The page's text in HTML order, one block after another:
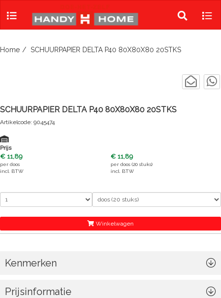
Toggle
search
Home SCHUURPAPIER DELTA P40 80X80X80 20STKS
SCHUURPAPIER DELTA P40 80X80X80 20STKS
Artikelcode: 9045474
Prijs
€ 11,89
per doos
incl. BTW
€ 11,89
per doos (20 stuks)
incl. BTW
Winkelwagen
Kenmerken
Prijsinformatie